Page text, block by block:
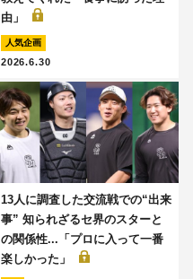
由」
人気企画
2026.6.30
13人に調査した交流戦での“出来
事” 知られざるセ界のスターと
の関係性...「プロに入って一番
楽しかった」